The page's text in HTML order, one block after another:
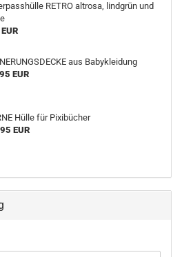
RETRO altrosa, lindgrün und
aus Babykleidung
EUR
Hülle für Pixibücher
EUR